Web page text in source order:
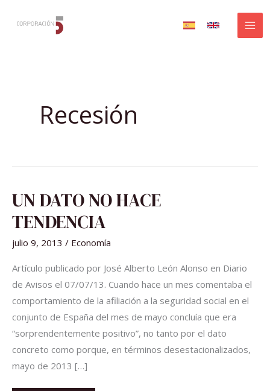
Recesión
UN DATO NO HACE
TENDENCIA
julio 9, 2013 / Economía
Artículo publicado por José Alberto León Alonso en Diario
de Avisos el 07/07/13. Cuando hace un mes comentaba el
comportamiento de la afiliación a la seguridad social en el
conjunto de España del mes de mayo concluía que era
“sorprendentemente positivo”, no tanto por el dato
concreto como porque, en términos desestacionalizados,
mayo de 2013 […]
UN
DATO
NO
HACE
TENDENCIA